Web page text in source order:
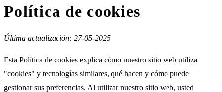
Política de cookies
Última actualización: 27-05-2025
Esta Política de cookies explica cómo nuestro sitio web utiliza
"cookies" y tecnologías similares, qué hacen y cómo puede
gestionar sus preferencias. Al utilizar nuestro sitio web, usted